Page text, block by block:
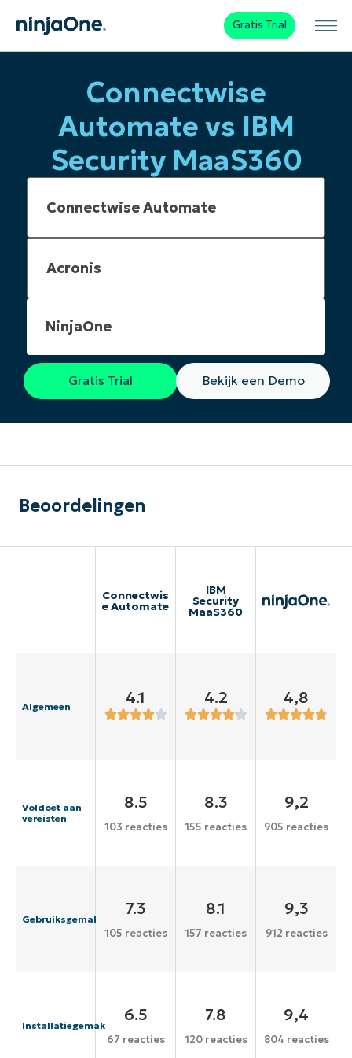
Gratis Trial
Connectwise
Automate vs IBM
Security MaaS360
NinjaOne
Gratis Trial Bekijk een Demo
Beoordelingen
Connectwis
e Automate
IBM
Security
MaaS360
Algemeen 4.1 4.2 4,8
Voldoet aan
vereisten
8.5
103 reacties
8.3
155 reacties
9,2
905 reacties
Gebruiksgemak
7.3
105 reacties
8.1
157 reacties
9,3
912 reacties
Installatiegemak
6.5
67 reacties
7.8
120 reacties
9,4
804 reacties